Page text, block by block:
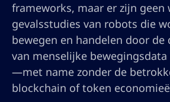
frameworks, maar er zijn geen
gevalsstudies van robots die
bewegen en handelen door
van menselijke
—met name zonder de
blockchain of token